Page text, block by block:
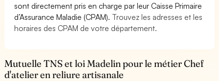
sont directement pris en charge par leur Caisse Primaire
d’Assurance Maladie (CPAM). Trouvez les adresses et les
horaires des CPAM de votre département.
Mutuelle TNS et loi Madelin pour le métier Chef
d'atelier en reliure artisanale